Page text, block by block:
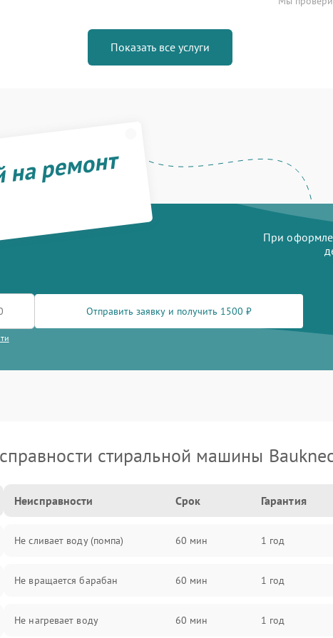
Показать все услуги
ремонт
При
Отправить заявку и получить 1500 ₽
стиральной машины
Неисправности Срок Гарантия
Не сливает воду (помпа) 60 мин 1 год
Не вращается барабан 60 мин 1 год
Не нагревает воду 60 мин 1 год